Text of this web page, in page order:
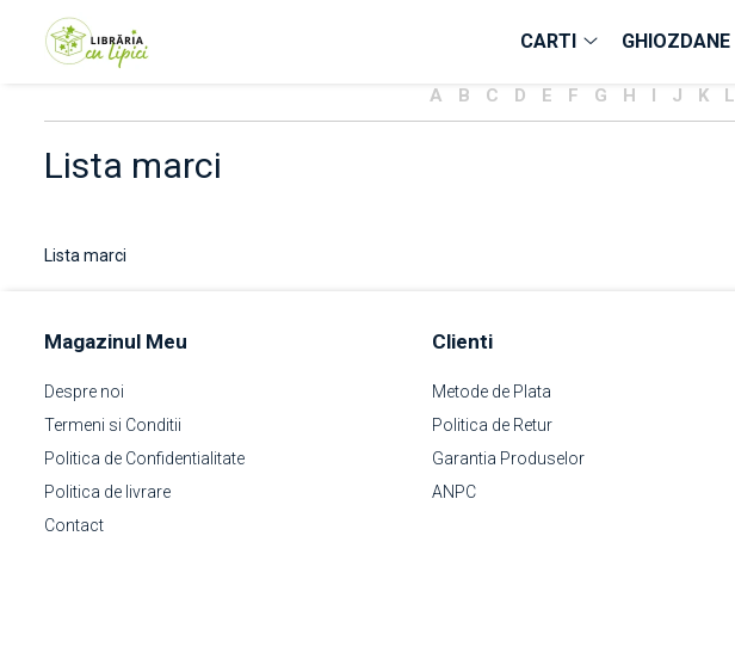
Carte sonora
Penar 3 fermoare
Joc educativ
Puzzle Lemn
CARTI
A B C D E F G H I J K L
Lista marci
Lista marci
Magazinul Meu
Despre noi
Termeni si Conditii
Politica de Confidentialitate
Politica de livrare
Contact
Clienti
Metode de Plata
Politica de Retur
Garantia Produselor
ANPC